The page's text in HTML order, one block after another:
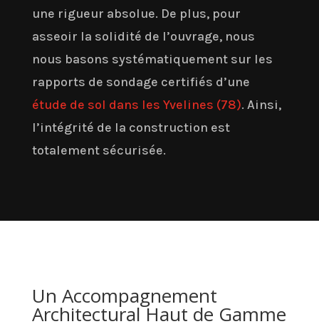
une rigueur absolue. De plus, pour
asseoir la solidité de l’ouvrage, nous
nous basons systématiquement sur les
rapports de sondage certifiés d’une
étude de sol dans les Yvelines (78). Ainsi,
l’intégrité de la construction est
totalement sécurisée.
Un Accompagnement
Architectural Haut de Gamme